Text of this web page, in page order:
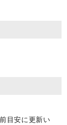
目安に更新い